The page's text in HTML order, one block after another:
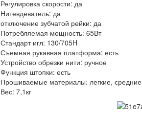
Регулировка скорости: да
Нитевдеватель: да
отключение зубчатой рейки: да
Потребляемая мощность: 65Вт
Стандарт игл: 130/705H
Съемная рукавная платформа: есть
Устройство обрезки нити: ручное
Функция штопки: есть
Прошиваемые материалы: легкие, средние
Вес: 7,1кг